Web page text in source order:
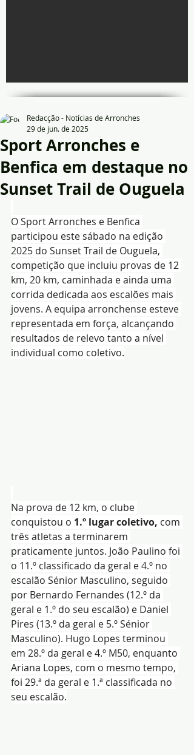
Sport Arronches e
Benfica em destaque no
Sunset Trail de Ouguela
Redacção - Notícias de Arronches
29 de jun. de 2025
O Sport Arronches e Benfica
participou este sábado na edição
2025 do Sunset Trail de Ouguela,
competição que incluiu provas de 12
km, 20 km, caminhada e ainda uma
corrida dedicada aos escalões mais
jovens. A equipa arronchense esteve
representada em força, alcançando
resultados de relevo tanto a nível
individual como coletivo.
Na prova de 12 km, o clube
conquistou o 1.º lugar coletivo, com
três atletas a terminarem
praticamente juntos. João Paulino foi
o 11.º classificado da geral e 4.º no
escalão Sénior Masculino, seguido
por Bernardo Fernandes (12.º da
geral e 1.º do seu escalão) e Daniel
Pires (13.º da geral e 5.º Sénior
Masculino). Hugo Lopes terminou
em 28.º da geral e 4.º M50, enquanto
Ariana Lopes, com o mesmo tempo,
foi 29.ª da geral e 1.ª classificada no
seu escalão.